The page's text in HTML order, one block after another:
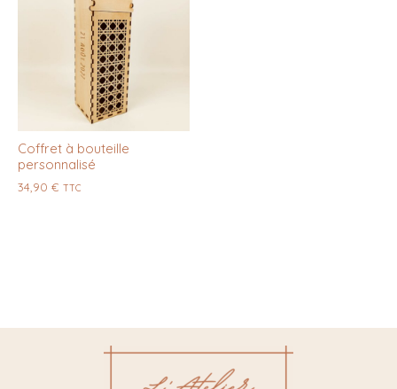
Coffret à bouteille
personnalisé
34,90 € TTC